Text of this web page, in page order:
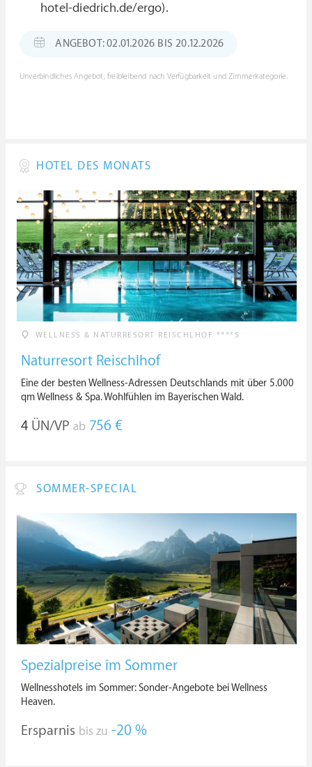
hotel-diedrich.de/ergo).
ANGEBOT: 02.01.2026 BIS 20.12.2026
Unverbindliches Angebot, freibleibend nach Verfügbarkeit und Zimmerkategorie.
HOTEL DES MONATS
WELLNESS & NATURRESORT REISCHLHOF ****S
Naturresort Reischlhof
Eine der besten Wellness-Adressen Deutschlands mit über 5.000
qm Wellness & Spa. Wohlfühlen im Bayerischen Wald.
4 ÜN/VP ab 756 €
SOMMER-SPECIAL
Spezialpreise im Sommer
Wellnesshotels im Sommer: Sonder-Angebote bei Wellness
Heaven.
Ersparnis bis zu -20 %